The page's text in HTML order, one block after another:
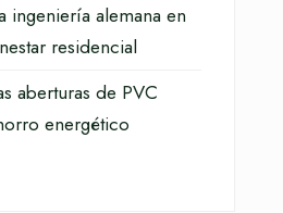
ingeniería alemana en
residencial
aberturas de PVC
energético